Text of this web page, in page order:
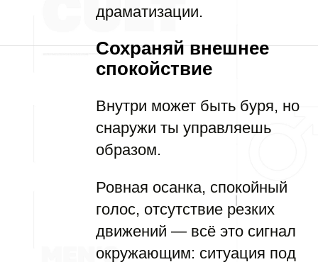
драматизации.
Сохраняй внешнее
спокойствие
Внутри может быть буря, но
снаружи ты управляешь
образом.
Ровная осанка, спокойный
голос, отсутствие резких
движений — всё это сигнал
окружающим: ситуация под